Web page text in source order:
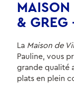
MAISON
& GREG
La Maison de
Pauline, vous
grande qualité
plats en plein